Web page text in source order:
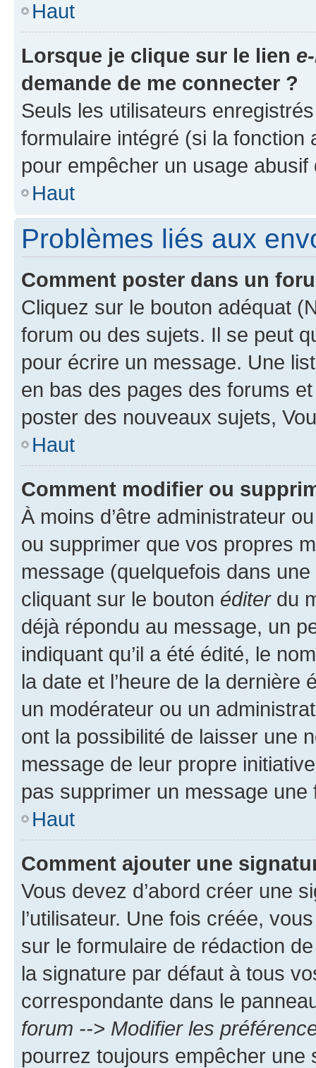
Haut
Lorsque je clique sur le lien
demande de me connecter ?
Seuls les utilisateurs
formulaire intégré (si la fonction
pour empêcher un usage
Haut
Problèmes liés aux
Comment poster dans un
Cliquez sur le bouton adéquat
forum ou des sujets. Il se peut
pour écrire un message. Une
en bas des pages des forums
poster des nouveaux sujets,
Haut
Comment modifier ou
À moins d’être administrateur
ou supprimer que vos propres
message (quelquefois dans
cliquant sur le bouton éditerdu
déjà répondu au message, un
indiquant qu’il a été édité, le
la date et l’heure de la dernière
un modérateur ou un
ont la possibilité de laisser une
message de leur propre
pas supprimer un message une
Haut
Comment ajouter une
Vous devez d’abord créer une
l’utilisateur. Une fois créée,
sur le formulaire de rédaction
la signature par défaut à tous
correspondante dans le
forum --> Modifier les
pourrez toujours empêcher une